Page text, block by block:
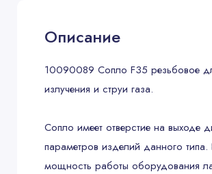
Описание
10090089 Сопло F35 резьбовое
излучения и струи газа.
Сопло имеет отверстие на выходе
параметров изделий данного типа.
мощность работы оборудования